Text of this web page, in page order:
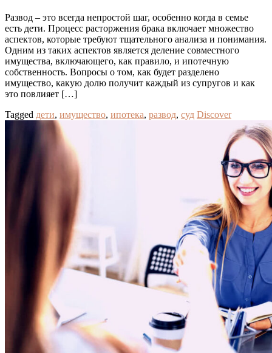
Развод – это всегда непростой шаг, особенно когда в семье
есть дети. Процесс расторжения брака включает множество
аспектов, которые требуют тщательного анализа и понимания.
Одним из таких аспектов является деление совместного
имущества, включающего, как правило, и ипотечную
собственность. Вопросы о том, как будет разделено
имущество, какую долю получит каждый из супругов и как
это повлияет […]
Tagged дети, имущество, ипотека, развод, суд Discover